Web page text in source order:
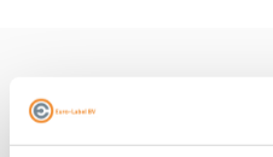
Schrijf je hier in
Ontvang onze